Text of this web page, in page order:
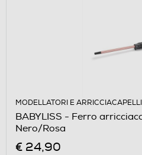
MODELLATORI E ARRICCIACAPELLI
BABYLISS - Ferro
Nero/Rosa
€ 24,90